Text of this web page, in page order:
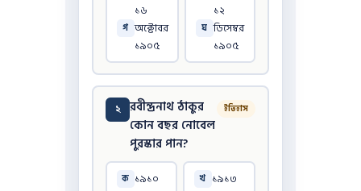
গ
১৬
অক্টোবর
১৯০৫
ঘ
১২
ডিসেম্বর
১৯০৫
২
রবীন্দ্রনাথ ঠাকুর
কোন বছর নোবেল
পুরস্কার পান?
ইতিহাস
ক ১৯১০ খ ১৯১৩